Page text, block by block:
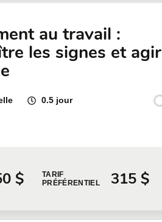
au travail :
les signes et agir
0.5 jour
$
TARIF
PRÉFÉRENTIEL
315 $